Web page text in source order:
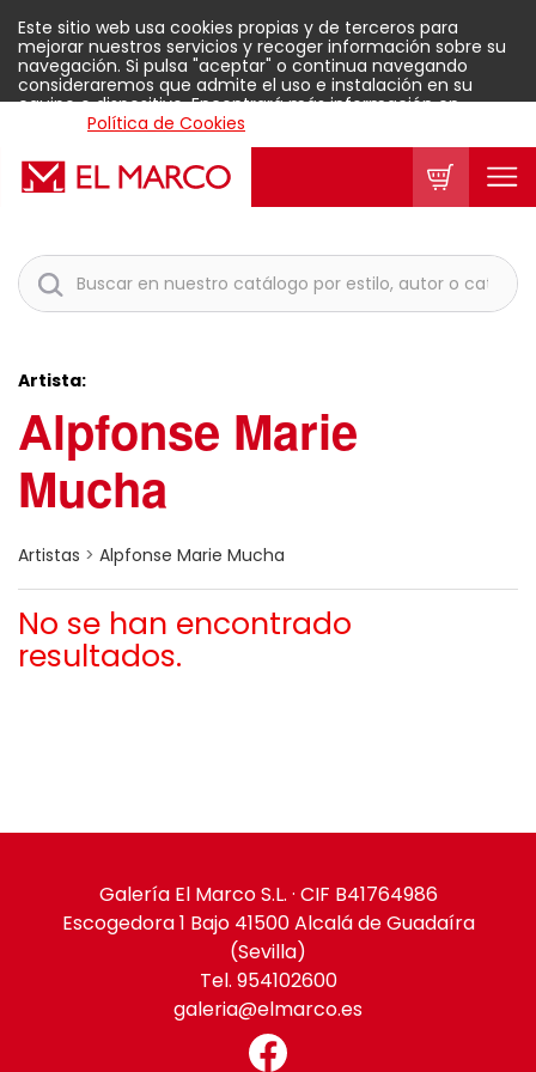
Este sitio web usa cookies propias y de terceros para
mejorar nuestros servicios y recoger información sobre su
navegación. Si pulsa "aceptar" o continua navegando
consideraremos que admite el uso e instalación en su
equipo o dispositivo. Encontrará más información en
Política de Cookies
Aceptar
Artista:
Alpfonse Marie
Mucha
Artistas > Alpfonse Marie Mucha
No se han encontrado
resultados.
Galería El Marco S.L. · CIF B41764986
Escogedora 1 Bajo 41500 Alcalá de Guadaíra
(Sevilla)
Tel. 954102600
galeria@elmarco.es